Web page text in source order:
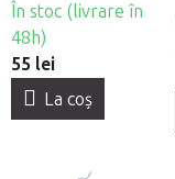
În stoc (livrare în
48h)
55 lei
La coş